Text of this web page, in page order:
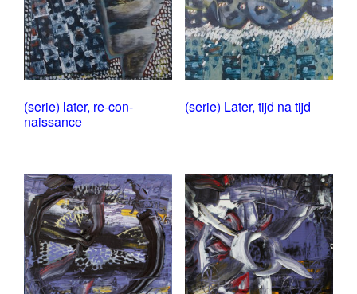
(serie) later, re-con-
naissance
(serie) Later, tijd na tijd